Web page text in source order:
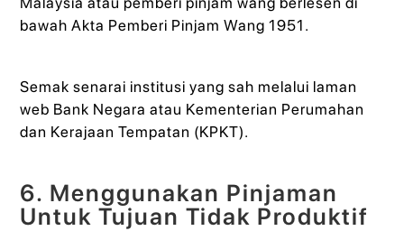
bawah Akta Pemberi Pinjam Wang 1951.
Semak senarai institusi yang sah melalui laman
web Bank Negara atau Kementerian Perumahan
dan Kerajaan Tempatan (KPKT).
6. Menggunakan Pinjaman
Untuk Tujuan Tidak Produktif